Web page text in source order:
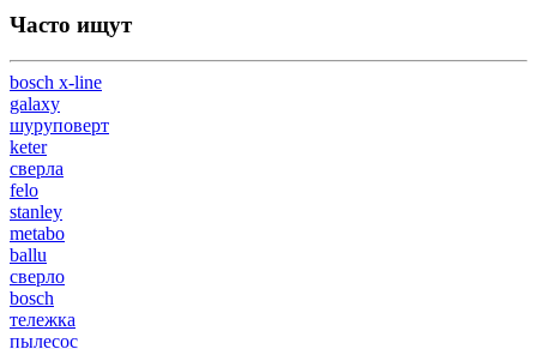
Часто ищут
bosch x-line
galaxy
шуруповерт
keter
сверла
felo
stanley
metabo
ballu
сверло
bosch
тележка
пылесос